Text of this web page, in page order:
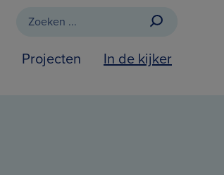
Projecten In de kijker